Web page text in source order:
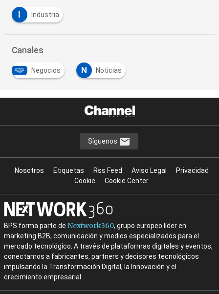
Industria
Canales
Negocios N Noticias
Síguenos
Nosotros Etiquetas Rss Feed Aviso Legal
Privacidad
Cookie
Cookie Center
BPS forma parte de Nextwork360, grupo europeo líder en
marketing B2B, comunicación y medios especializados para el
mercado tecnológico. A través de plataformas digitales y eventos,
conectamos a fabricantes, partners y decisores tecnológicos
impulsando la Transformación Digital, la Innovación y el
crecimiento empresarial.